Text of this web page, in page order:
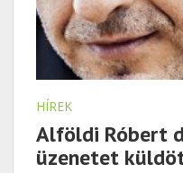
HÍREK
Alföldi Róbert
üzenetet